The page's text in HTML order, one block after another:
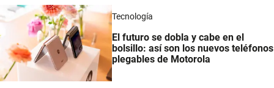
Tecnología
El futuro se dobla y cabe en el
bolsillo: así son los nuevos teléfonos
plegables de Motorola